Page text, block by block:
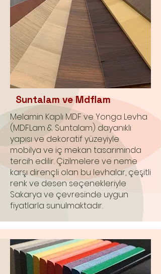
Suntalam ve Mdflam
Melamin Kaplı MDF ve Yonga Levha
(MDFLam & Suntalam) dayanıklı
yapısı ve dekoratif yüzeyiyle
mobilya ve iç mekan tasarımında
tercih edilir. Çizilmelere ve neme
karşı dirençli olan bu levhalar, çeşitli
renk ve desen seçenekleriyle
Sakarya ve çevresinde uygun
fiyatlarla sunulmaktadır.